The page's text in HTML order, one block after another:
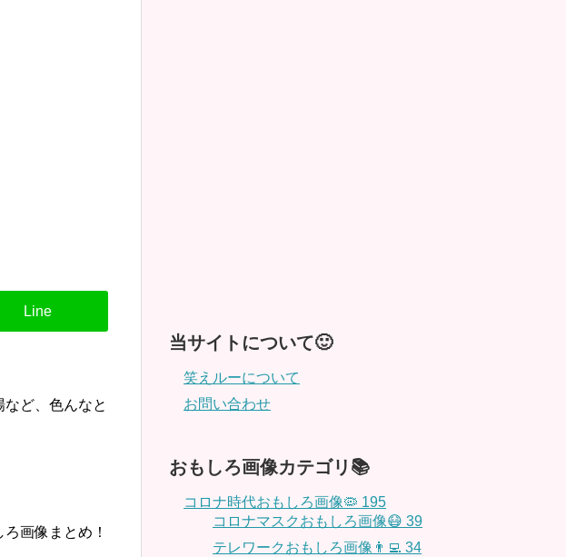
ど、色んなと
画像まとめ！
当サイトについて🙂
笑えルーについて
お問い合わせ
おもしろ画像カテゴリ📚
コロナ時代おもしろ画像🦠 195
コロナマスクおもしろ画像😷 39
テレワークおもしろ画像👨‍💻 34